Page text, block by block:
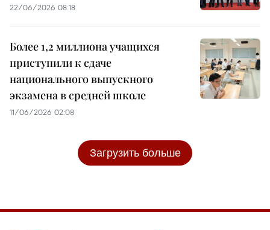
22/06/2026 08:18
Более 1,2 миллиона учащихся
приступили к сдаче
национального выпускного
экзамена в средней школе
11/06/2026 02:08
Загрузить больше